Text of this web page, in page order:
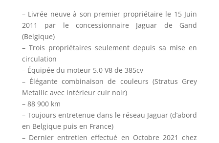
– Livrée neuve à son premier propriétaire le 15 Juin
2011 par le concessionnaire Jaguar de Gand
(Belgique)
– Trois propriétaires seulement depuis sa mise en
circulation
– Équipée du moteur 5.0 V8 de 385cv
– Élégante combinaison de couleurs (Stratus Grey
Metallic avec intérieur cuir noir)
– 88 900 km
– Toujours entretenue dans le réseau Jaguar (d’abord
en Belgique puis en France)
– Dernier entretien effectué en Octobre 2021 chez